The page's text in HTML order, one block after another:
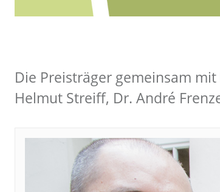
Die Preisträger gemeinsam
Helmut Streiff, Dr. André